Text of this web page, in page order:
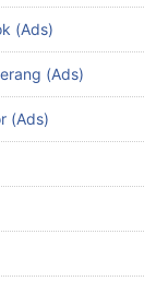
(Ads)
(Ads)
(Ads)